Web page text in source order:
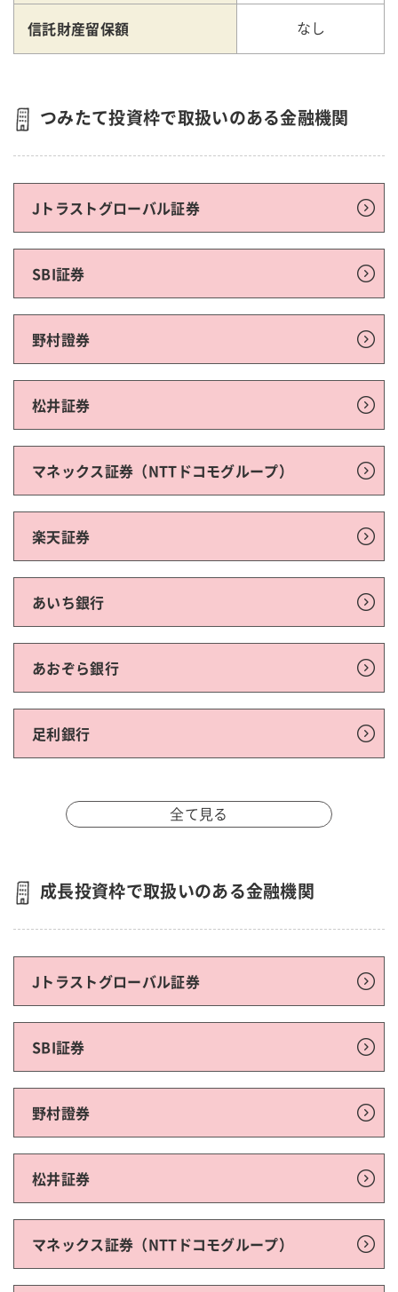
信託財産留保額 なし
つみたて投資枠で取扱いのある金融機関
Jトラストグローバル証券
SBI証券
野村證券
松井証券
マネックス証券（NTTドコモグループ）
楽天証券
あいち銀行
あおぞら銀行
足利銀行
全て見る
成長投資枠で取扱いのある金融機関
Jトラストグローバル証券
SBI証券
野村證券
松井証券
マネックス証券（NTTドコモグループ）